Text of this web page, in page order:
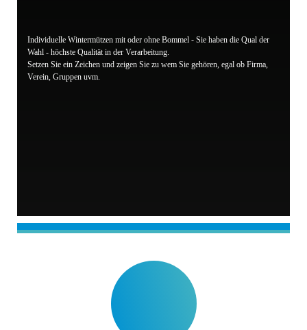
Individuelle Wintermützen mit oder ohne Bommel - Sie haben die Qual der
Wahl - höchste Qualität in der Verarbeitung.
Setzen Sie ein Zeichen und zeigen Sie zu wem Sie gehören, egal ob Firma,
Verein, Gruppen uvm.